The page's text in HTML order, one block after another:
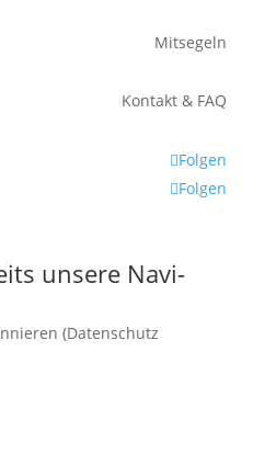
Mitsegeln
Kontakt & FAQ
Folgen
Folgen
unsere Navi-
(Datenschutz